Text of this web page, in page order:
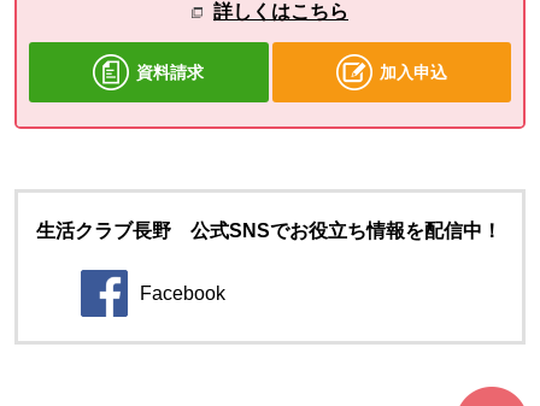
詳しくはこちら
資料請求 加入申込
生活クラブ長野 公式SNSでお役立ち情報を配信中！
Facebook
別のウィンドウで開きます。